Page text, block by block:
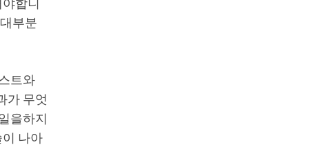
합니
부분
트와
가 무엇
을하지
나아